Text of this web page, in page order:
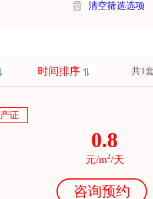
清空筛选选项
时间排序 共1
产证
0.8
元/m2/天
咨询预约